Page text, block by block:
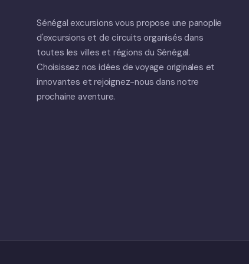
Sénégal excursions vous propose une panoplie
d'excursions et de circuits organisés dans
toutes les villes et régions du Sénégal.
Choisissez nos idées de voyage originales et
innovantes et rejoignez-nous dans notre
prochaine aventure.